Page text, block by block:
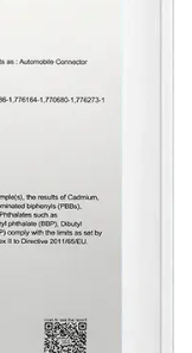
diferentes
a los
y
a partir
a la